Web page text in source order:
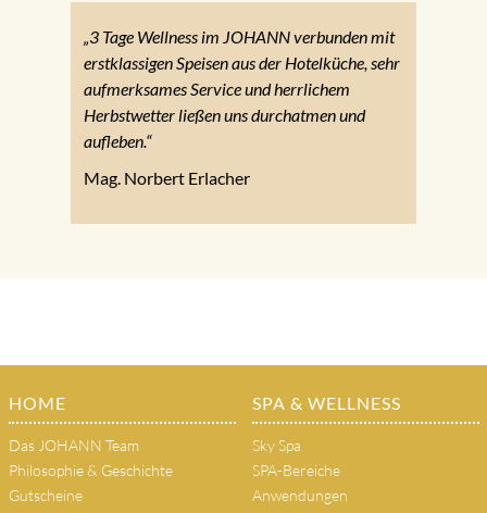
„3 Tage Wellness im JOHANN verbunden mit
erstklassigen Speisen aus der Hotelküche, sehr
aufmerksames Service und herrlichem
Herbstwetter ließen uns durchatmen und
aufleben.“
Mag. Norbert Erlacher
HOME
Das JOHANN Team
Philosophie & Geschichte
Gutscheine
SPA & WELLNESS
Sky Spa
SPA-Bereiche
Anwendungen